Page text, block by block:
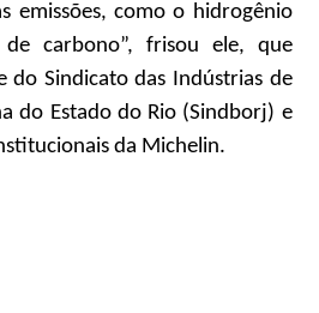
emissões, como o hidrogênio
carbono”, frisou ele, que
do Sindicato das Indústrias de
do Estado do Rio (Sindborj) e
da Michelin.